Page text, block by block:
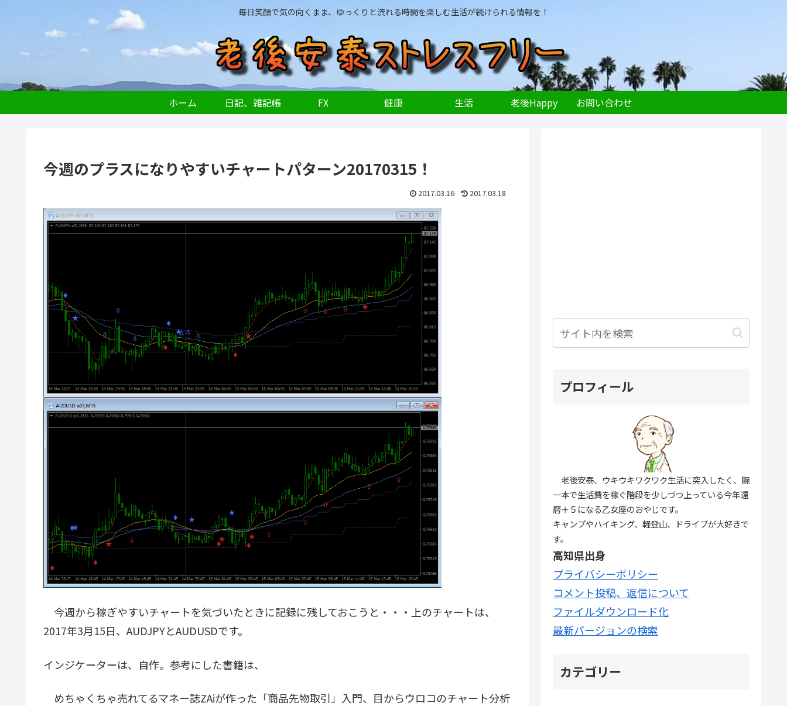
毎日笑顔で気の向くまま、ゆっくりと流れる時間を楽しむ生活が続けられる情報を！
ホーム 日記、雑記帳 FX 健康 生活 老後Happy お問い合わせ
今週のプラスになりやすいチャートパターン20170315！
2017.03.16 2017.03.18
今週から稼ぎやすいチャートを気づいたときに記録に残しておこうと・・・上のチャートは、
2017年3月15日、AUDJPYとAUDUSDです。
インジケーターは、自作。参考にした書籍は、
めちゃくちゃ売れてるマネー誌ZAiが作った「商品先物取引」入門、目からウロコのチャート分析
プロフィール
老後安泰、ウキウキワクワク生活に突入したく、腕
一本で生活費を稼ぐ階段を少しづつ上っている今年還
暦＋５になる乙女座のおやじです。
キャンプやハイキング、軽登山、ドライブが大好きで
す。
高知県出身
プライバシーポリシー
コメント投稿、返信について
ファイルダウンロード化
最新バージョンの検索
カテゴリー